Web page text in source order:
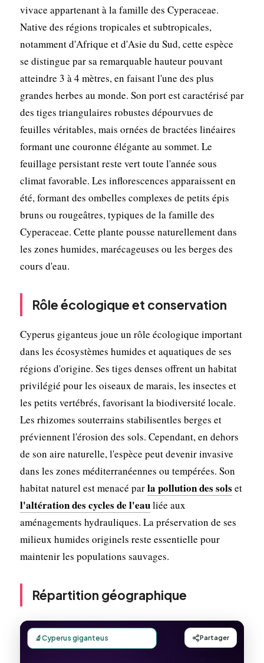
vivace appartenant à la famille des Cyperaceae.
Native des régions tropicales et subtropicales,
notamment d'Afrique et d'Asie du Sud, cette espèce
se distingue par sa remarquable hauteur pouvant
atteindre 3 à 4 mètres, en faisant l'une des plus
grandes herbes au monde. Son port est caractérisé par
des tiges triangulaires robustes dépourvues de
feuilles véritables, mais ornées de bractées linéaires
formant une couronne élégante au sommet. Le
feuillage persistant reste vert toute l'année sous
climat favorable. Les inflorescences apparaissent en
été, formant des ombelles complexes de petits épis
bruns ou rougeâtres, typiques de la famille des
Cyperaceae. Cette plante pousse naturellement dans
les zones humides, marécageuses ou les berges des
cours d'eau.
Rôle écologique et conservation
Cyperus giganteus joue un rôle écologique important
dans les écosystèmes humides et aquatiques de ses
régions d'origine. Ses tiges denses offrent un habitat
privilégié pour les oiseaux de marais, les insectes et
les petits vertébrés, favorisant la biodiversité locale.
Les rhizomes souterrains stabilisentles berges et
préviennent l'érosion des sols. Cependant, en dehors
de son aire naturelle, l'espèce peut devenir invasive
dans les zones méditerranéennes ou tempérées. Son
habitat naturel est menacé parla pollution des sols et
l'altération des cycles de l'eauliée aux
aménagements hydrauliques. La préservation de ses
milieux humides originels reste essentielle pour
maintenir les populations sauvages.
Répartition géographique